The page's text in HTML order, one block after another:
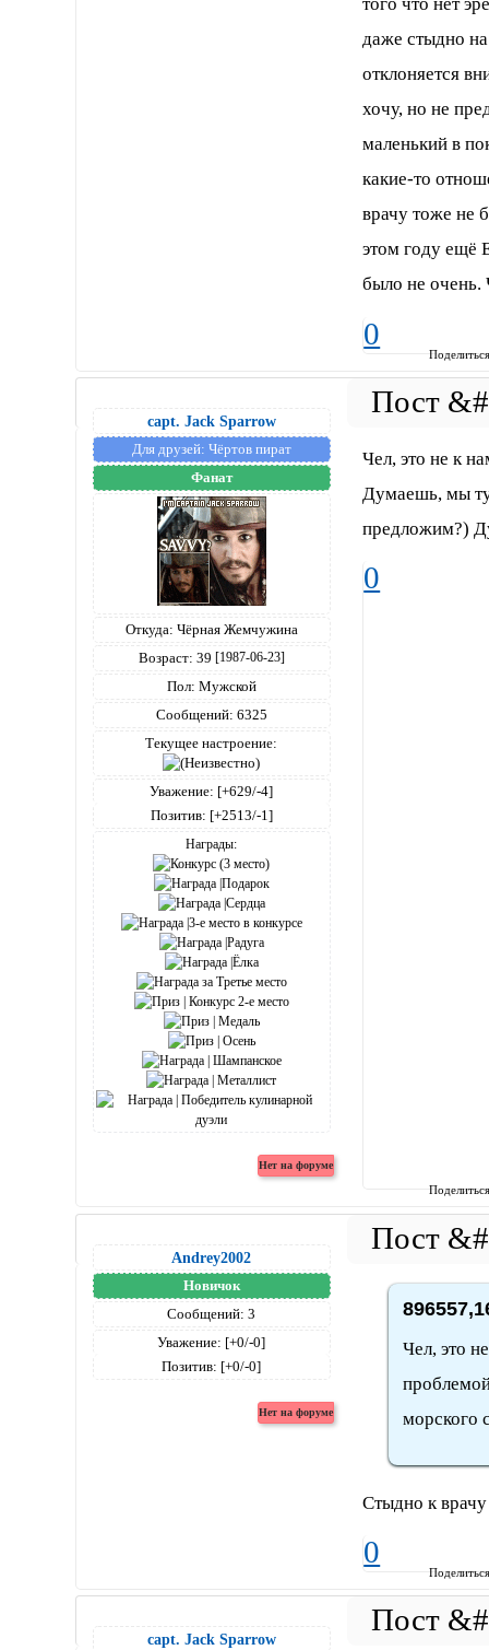
того что нет
даже стыдно
отклоняется
хочу, но не
маленький в
какие-то
врачу тоже не
этом году ещё
было не очень.
0
capt. Jack Sparrow
Для друзей: Чёртов пират
Фанат
Откуда: Чёрная Жемчужина
Возраст: 39 [1987-06-23]
Пол: Мужской
Сообщений: 6325
Текущее настроение:
Уважение: [+629/-4]
Позитив: [+2513/-1]
Награды:
Чел, это не к
Думаешь, мы
предложим?)
0
Andrey2002
Новичок
Сообщений: 3
Уважение: [+0/-0]
Позитив: [+0/-0]
Чел, это
морского
Стыдно к
0
capt. Jack Sparrow